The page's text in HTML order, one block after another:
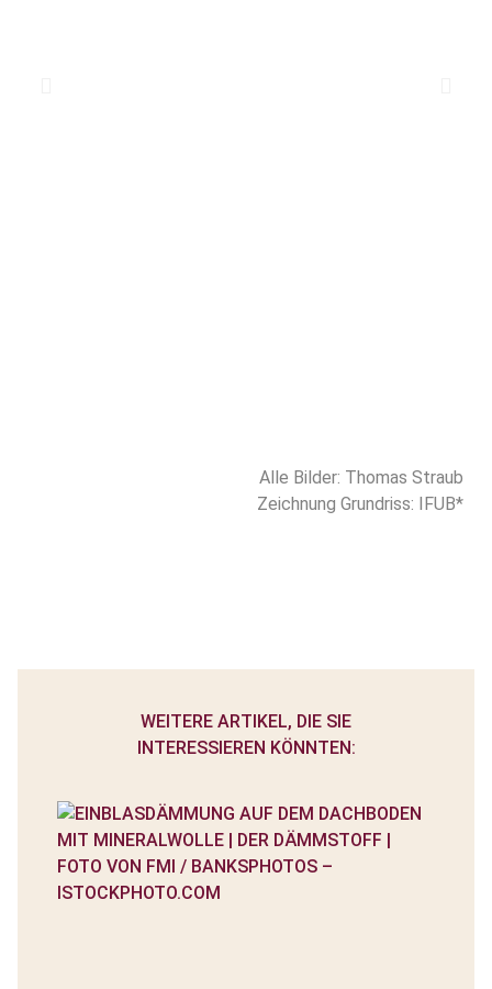
Alle Bilder: Thomas Straub
Zeichnung Grundriss: IFUB*
WEITERE ARTIKEL, DIE SIE
INTERESSIEREN KÖNNTEN: